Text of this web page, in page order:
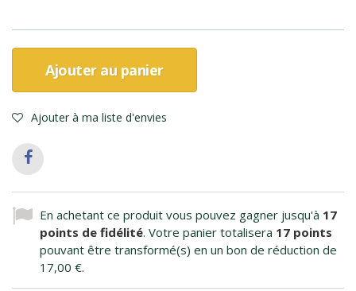
Ajouter au panier
Ajouter à ma liste d'envies
En achetant ce produit vous pouvez gagner jusqu'à 17
points de fidélité. Votre panier totalisera 17 points
pouvant être transformé(s) en un bon de réduction de
17,00 €.